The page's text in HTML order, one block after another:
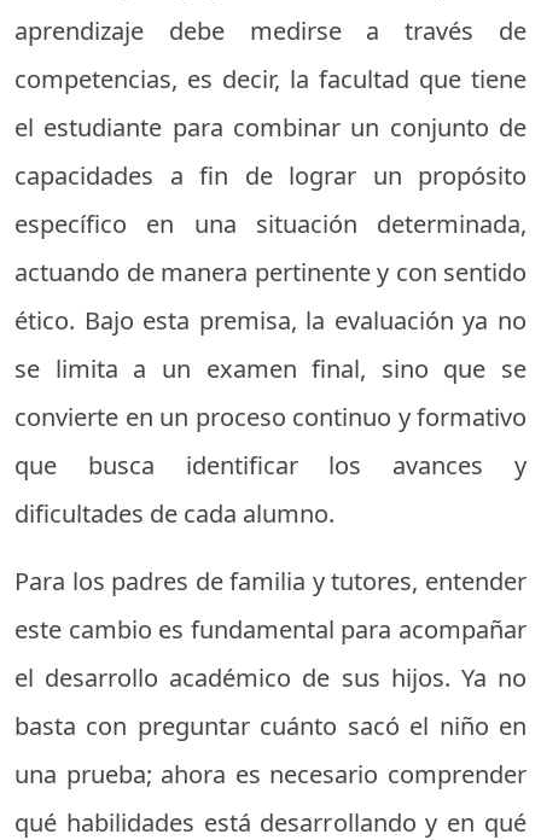
aprendizaje debe medirse a través de
competencias, es decir, la facultad que tiene
el estudiante para combinar un conjunto de
capacidades a fin de lograr un propósito
específico en una situación determinada,
actuando de manera pertinente y con sentido
ético. Bajo esta premisa, la evaluación ya no
se limita a un examen final, sino que se
convierte en un proceso continuo y formativo
que busca identificar los avances y
dificultades de cada alumno.
Para los padres de familia y tutores, entender
este cambio es fundamental para acompañar
el desarrollo académico de sus hijos. Ya no
basta con preguntar cuánto sacó el niño en
una prueba; ahora es necesario comprender
qué habilidades está desarrollando y en qué